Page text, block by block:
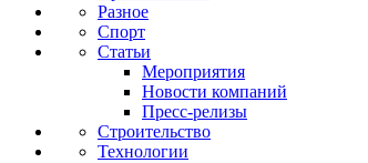
Разное
Спорт
Статьи
Мероприятия
Новости компаний
Пресс-релизы
Строительство
Технологии